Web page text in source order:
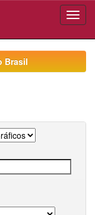
Brasil